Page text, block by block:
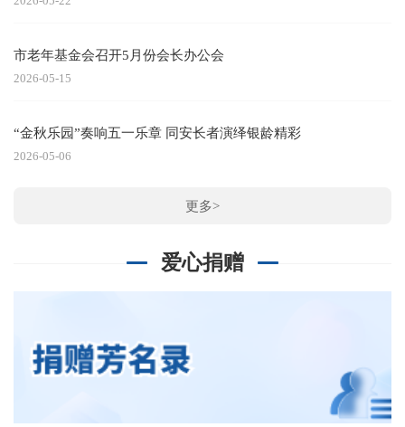
市老年基金会召开5月份会长办公会
2026-05-15
“金秋乐园”奏响五一乐章 同安长者演绎银龄精彩
2026-05-06
更多>
爱心捐赠